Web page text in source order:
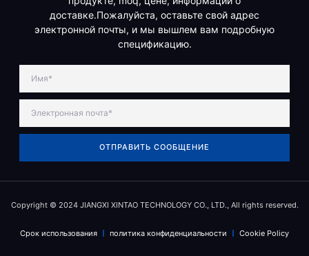
доставке.Пожалуйста, оставьте свой адрес
электронной почты, и мы вышлем вам подробную
спецификацию.
ОТПРАВИТЬ СООБЩЕНИЕ
Copyright © 2024 JIANGXI XINTAO TECHNOLOGY CO., LTD., All rights reserved.
Срок использования политика конфиденциальности Cookie Policy